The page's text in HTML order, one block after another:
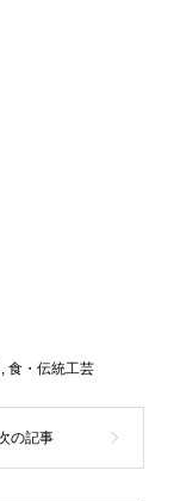
食・伝統工芸